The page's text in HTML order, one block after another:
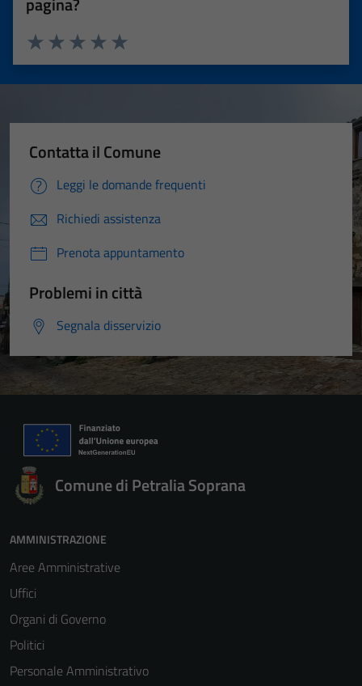
Valuta 5 stelle su 5
Valuta 4 stelle su 5
Valuta 3 stelle su 5
Valuta 2 stelle su 5
Valuta 1 stelle su 5
Contatta il Comune
Leggi le domande frequenti
Richiedi assistenza
Prenota appuntamento
Problemi in città
Segnala disservizio
Comune di Petralia Soprana
AMMINISTRAZIONE
Aree Amministrative
Uffici
Organi di Governo
Politici
Personale Amministrativo